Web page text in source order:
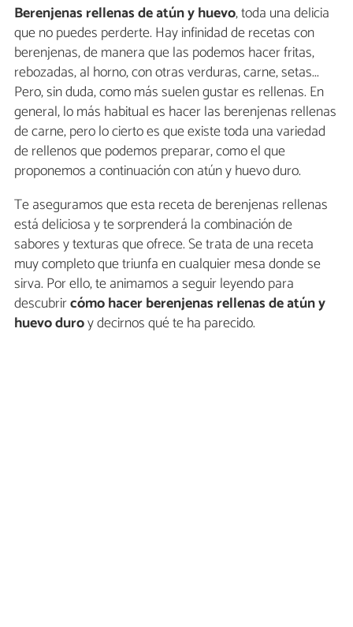
Berenjenas rellenas de atún y huevo, toda una delicia
que no puedes perderte. Hay infinidad de recetas con
berenjenas, de manera que las podemos hacer fritas,
rebozadas, al horno, con otras verduras, carne, setas...
Pero, sin duda, como más suelen gustar es rellenas. En
general, lo más habitual es hacer las berenjenas rellenas
de carne, pero lo cierto es que existe toda una variedad
de rellenos que podemos preparar, como el que
proponemos a continuación con atún y huevo duro.
Te aseguramos que esta receta de berenjenas rellenas
está deliciosa y te sorprenderá la combinación de
sabores y texturas que ofrece. Se trata de una receta
muy completo que triunfa en cualquier mesa donde se
sirva. Por ello, te animamos a seguir leyendo para
descubrircómo hacer berenjenas rellenas de atún y
huevo duroy decirnos qué te ha parecido.